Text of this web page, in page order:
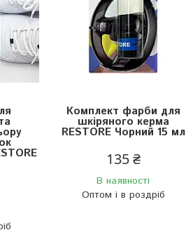
Комплект фарби для
шкіряного керма
RESTORE Чорний 15 мл
135 ₴
В наявності
Оптом і в роздріб